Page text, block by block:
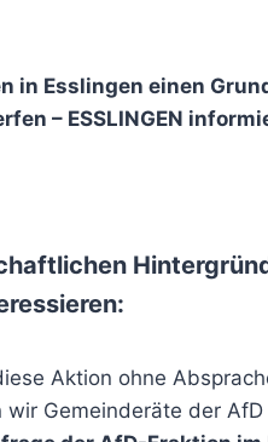
in Esslingen einen
– ESSLINGEN
Aktion ohne
Gemeinderäte der